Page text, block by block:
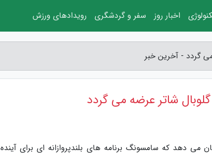
می دهد که سامسونگ برنامه های بلندپروازانه ای برای آینده
اخبار روز سفر و گردشگری رویدادهای ورزش